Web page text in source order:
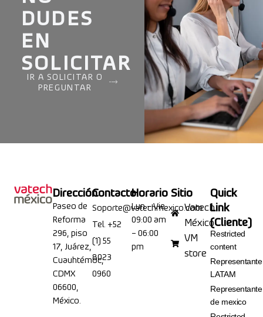
DUDES
EN
SOLICITAR
IR A SOLICITAR O
PREGUNTAR
Dirección
Paseo de
Reforma
296, piso
17, Juárez,
Cuauhtémoc,
CDMX
06600,
México.
Contacto
Soporte@vatechmexico.com
Tel. +52
(1) 55
8023
0960
Horario
Lun – Vie
09:00 am
– 06:00
pm
Sitio
Vatech
México
VM
store
Quick
Link
(Cliente)
Restricted
content
Representante
LATAM
Representante
de mexico